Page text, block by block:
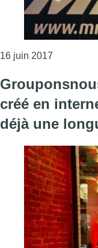
16 juin 2017
créé en
déjà une